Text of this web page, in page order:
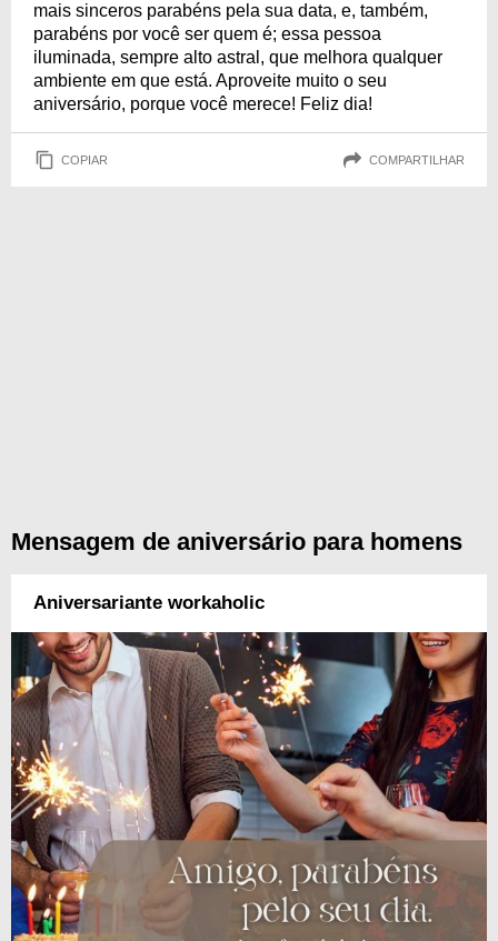
mais sinceros parabéns pela sua data, e, também,
parabéns por você ser quem é; essa pessoa
iluminada, sempre alto astral, que melhora qualquer
ambiente em que está. Aproveite muito o seu
aniversário, porque você merece! Feliz dia!
COPIAR COMPARTILHAR
Mensagem de aniversário para homens
Aniversariante workaholic